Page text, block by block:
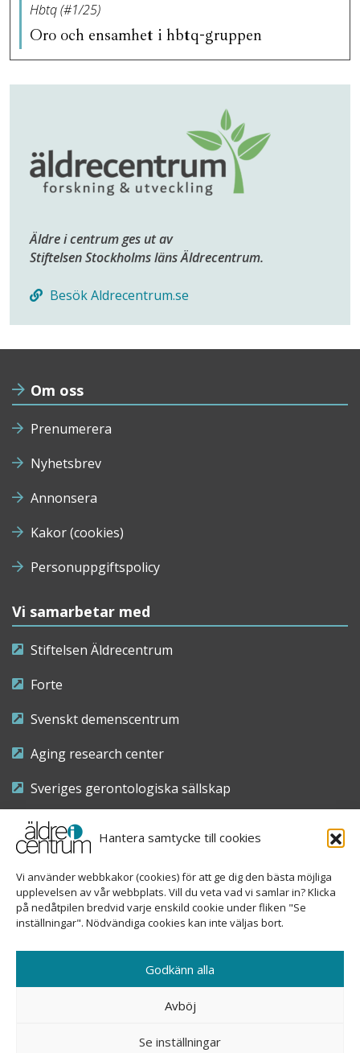
Hantera samtycke till cookies
Vi använder webbkakor (cookies) för att ge dig den bästa möjliga
upplevelsen av vår webbplats. Vill du veta vad vi samlar in? Klicka
på nedåtpilen bredvid varje enskild cookie under fliken "Se
inställningar". Nödvändiga cookies kan inte väljas bort.
Godkänn alla
Avböj
Se inställningar
Hbtq (#1/25)
Oro och ensamhet i hbtq-gruppen
Äldre i centrum ges ut av
Stiftelsen Stockholms läns Äldrecentrum.
Besök Aldrecentrum.se
Om oss
Prenumerera
Nyhetsbrev
Annonsera
Kakor (cookies)
Personuppgiftspolicy
Vi samarbetar med
Stiftelsen Äldrecentrum
Forte
Svenskt demenscentrum
Aging research center
Sveriges gerontologiska sällskap
Riksföreningen för sjuksköterskor inom äldre- och
demensvård
Nationellt kompetenscentrum anhöriga
Sveavägen 155, 113 46 Stockholm
08-690 58 84
info@aldreicentrum.se